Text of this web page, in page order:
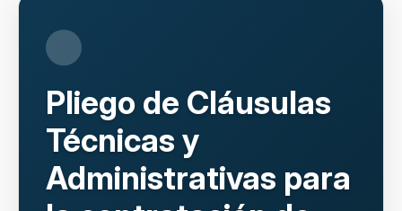
Pliego de Cláusulas
Técnicas y
Administrativas para